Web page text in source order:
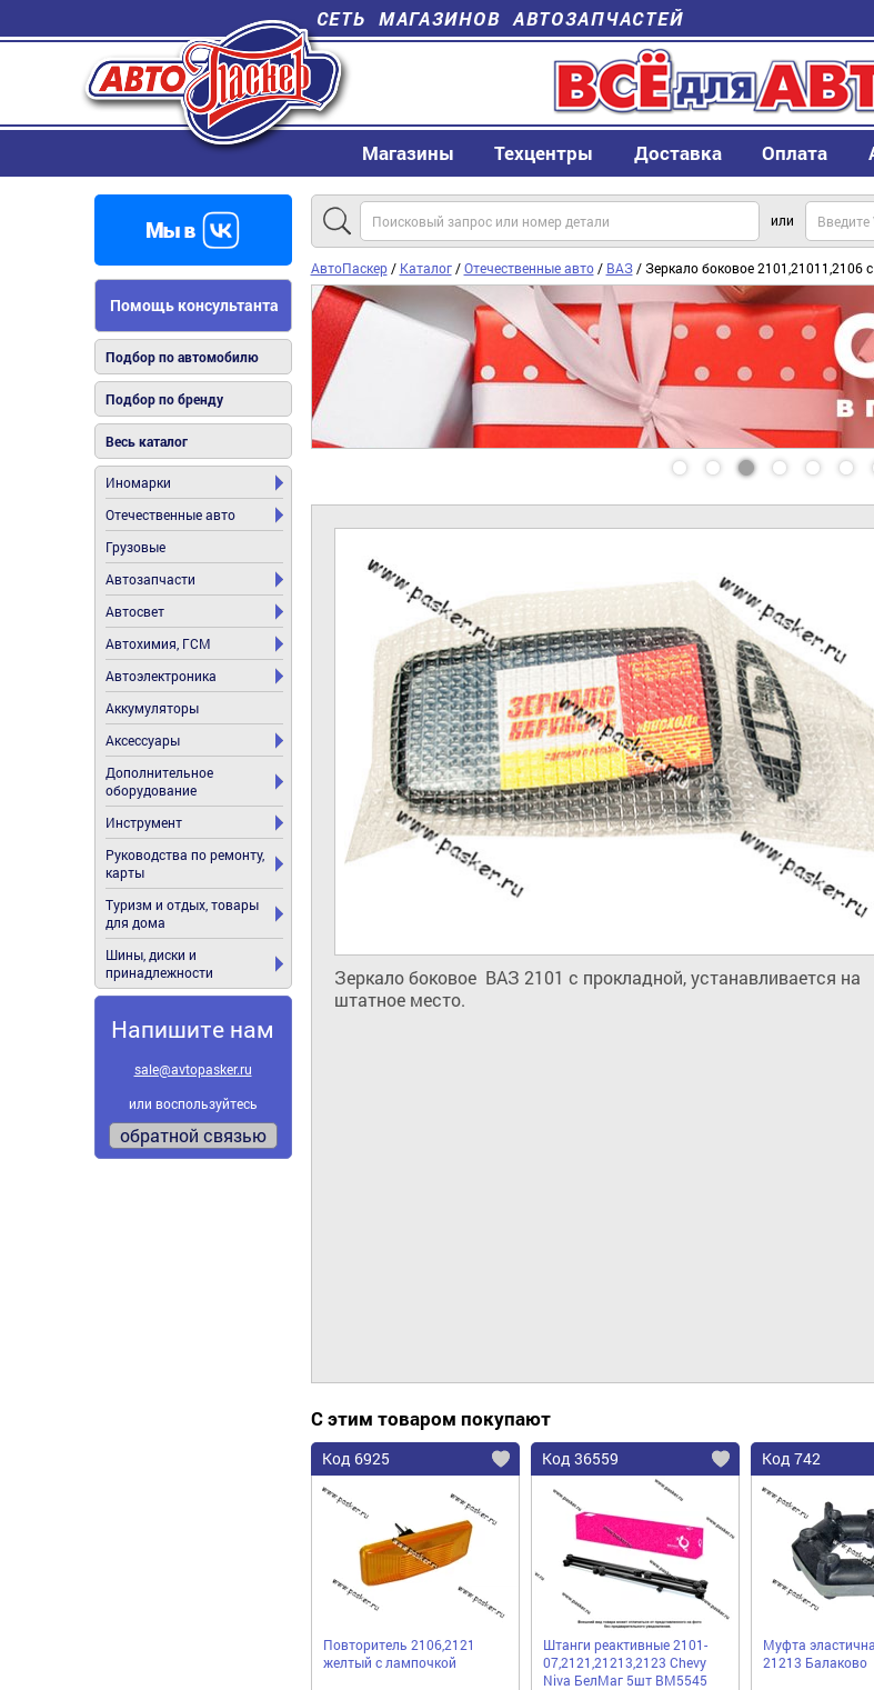
СЕТЬ МАГАЗИНОВ АВТОЗАПЧАСТЕЙ
Магазины Техцентры Доставка Оплата
Помощь консультанта
Подбор по автомобилю
Подбор по бренду
Весь каталог
Иномарки
Отечественные авто
Грузовые
Автозапчасти
Автосвет
Автохимия, ГСМ
Автоэлектроника
Аккумуляторы
Аксессуары
Дополнительное
оборудование
Инструмент
Руководства по ремонту,
карты
Туризм и отдых, товары
для дома
Шины, диски и
принадлежности
Напишите нам
sale@avtopasker.ru
или воспользуйтесь
обратной связью
или
АвтоПаскер/ Каталог/Отечественные авто/ ВАЗ/ Зеркало боковое 2101,21011,2106
Зеркало боковое  ВАЗ 2101 с прокладной, устанавливается на
штатное место.
С этим товаром покупают
Код 6925
Повторитель 2106,2121
желтый с лампочкой
Код 36559
Штанги реактивные 2101-
07,2121,21213,2123 Chevy
Niva БелМаг 5шт BM5545
Код 742
Муфта
21213 Балаково